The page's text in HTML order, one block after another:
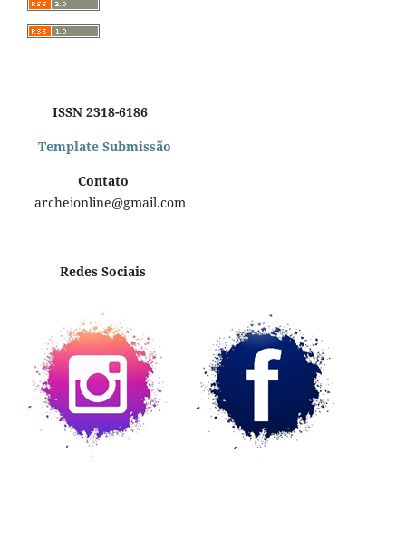
ISSN 2318-6186
Template Submissão
Contato
archeionline@gmail.com
Redes Sociais